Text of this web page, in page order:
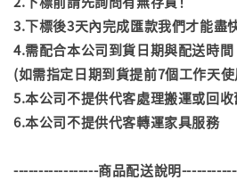
3.下標後3天內完成匯款我們才能盡
4.需配合本公司到貨日期與配送時間
(如需指定日期到貨提前7個工作天
5.本公司不提供代客處理搬運或回
6.本公司不提供代客轉運家具服務
-----------------商品配送說明